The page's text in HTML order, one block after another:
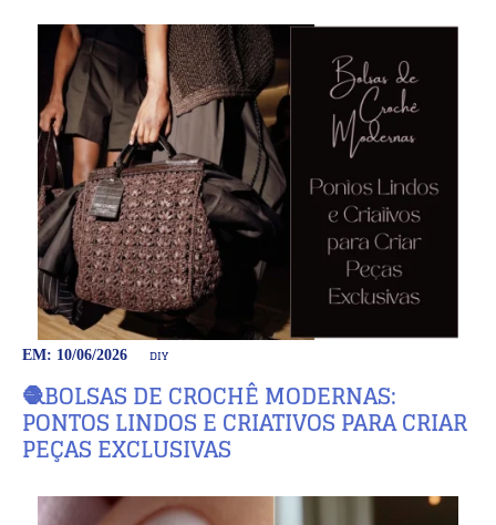
EM: 10/06/2026 DIY
🧶BOLSAS DE CROCHÊ MODERNAS:
PONTOS LINDOS E CRIATIVOS PARA CRIAR
PEÇAS EXCLUSIVAS